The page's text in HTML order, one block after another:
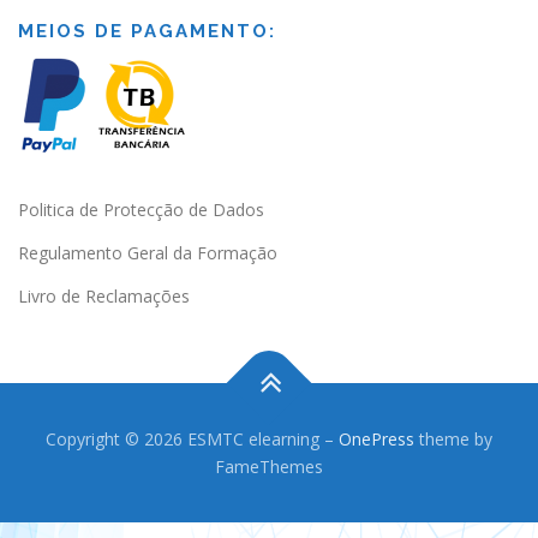
MEIOS DE PAGAMENTO:
Politica de Protecção de Dados
Regulamento Geral da Formação
Livro de Reclamações
Copyright © 2026 ESMTC elearning – OnePress theme by
FameThemes